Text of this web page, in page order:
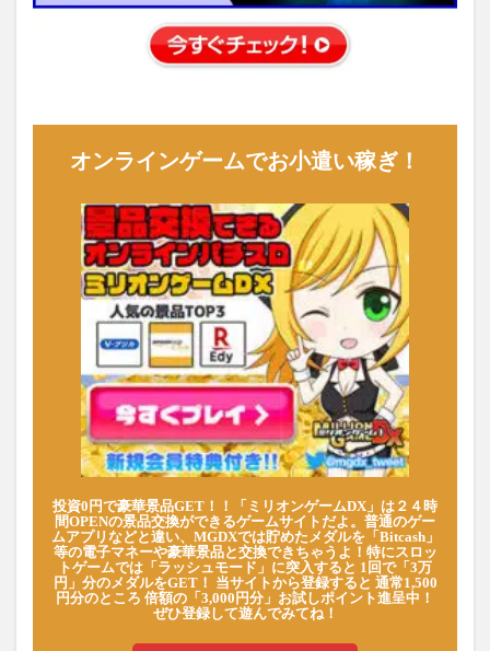
オンラインゲームでお小遣い稼ぎ！
投資0円で豪華景品GET！！「ミリオンゲームDX」は２４時
間OPENの景品交換ができるゲームサイトだよ。普通のゲー
ムアプリなどと違い、MGDXでは貯めたメダルを「Bitcash」
等の電子マネーや豪華景品と交換できちゃうよ！特にスロッ
トゲームでは「ラッシュモード」に突入すると 1回で「3万
円」分のメダルをGET！ 当サイトから登録すると 通常1,500
円分のところ 倍額の「3,000円分」お試しポイント進呈中！
ぜひ登録して遊んでみてね！